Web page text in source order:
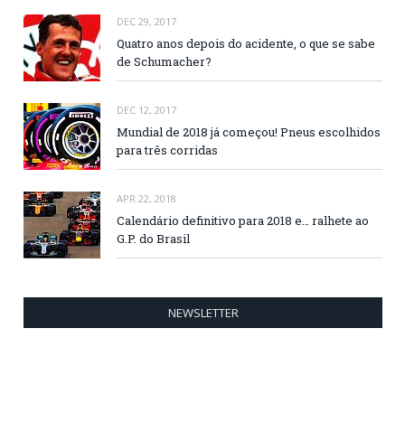
DEC 29, 2017
Quatro anos depois do acidente, o que se sabe
de Schumacher?
DEC 12, 2017
Mundial de 2018 já começou! Pneus escolhidos
para três corridas
APR 22, 2018
Calendário definitivo para 2018 e… ralhete ao
G.P. do Brasil
NEWSLETTER